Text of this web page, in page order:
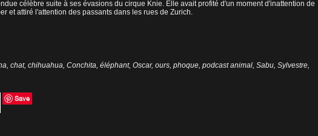
célèbre suite à ses évasions du cirque Knie. Elle avait profité d'un moment d'inattention de
et attiré l'attention des passants dans les rues de Zurich.
, chat, chihuahua, Conchita, éléphant, Oscar, ours, phoque, podcast animal, Sabu, Sylvestre,
Save